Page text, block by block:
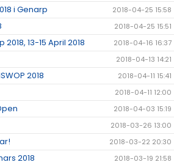
i Genarp 2018-04-25 15:58
2018-04-25 15:51
13-15 April 2018 2018-04-16 16:37
2018-04-13 14:21
2018 2018-04-11 15:41
2018-04-11 12:00
2018-04-03 15:19
2018-03-26 13:00
2018-03-22 20:30
2018 2018-03-19 21:58